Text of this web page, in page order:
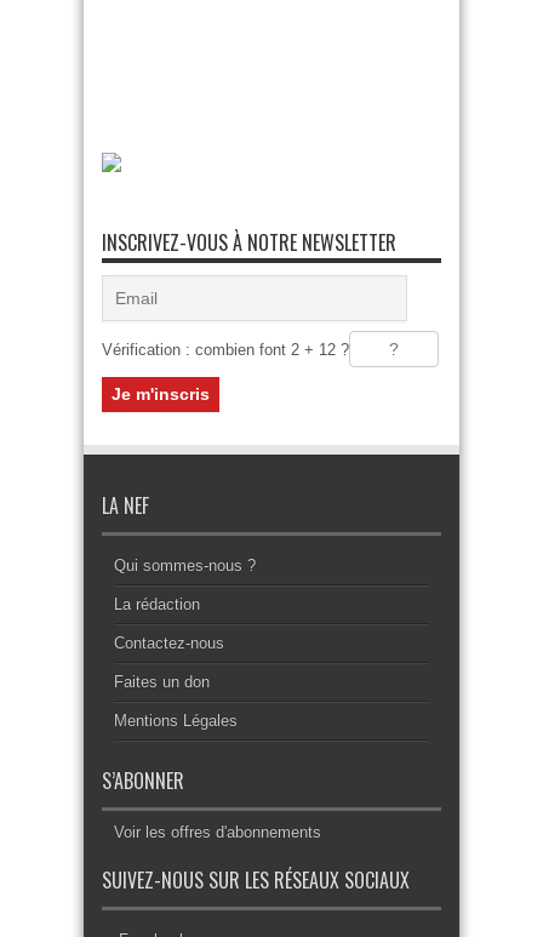
INSCRIVEZ-VOUS À NOTRE NEWSLETTER
Vérification : combien font 2 + 12 ?
LA NEF
Qui sommes-nous ?
La rédaction
Contactez-nous
Faites un don
Mentions Légales
S’ABONNER
Voir les offres d'abonnements
SUIVEZ-NOUS SUR LES RÉSEAUX SOCIAUX